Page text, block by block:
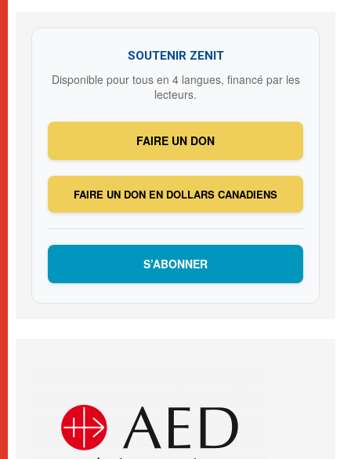
SOUTENIR ZENIT
Disponible pour tous en 4 langues, financé par les
lecteurs.
FAIRE UN DON
FAIRE UN DON EN DOLLARS CANADIENS
S’ABONNER